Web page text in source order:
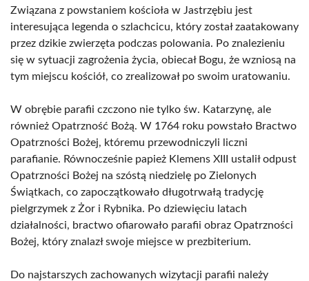
Związana z powstaniem kościoła w Jastrzębiu jest
interesująca legenda o szlachcicu, który został zaatakowany
przez dzikie zwierzęta podczas polowania. Po znalezieniu
się w sytuacji zagrożenia życia, obiecał Bogu, że wzniosą na
tym miejscu kościół, co zrealizował po swoim uratowaniu.
W obrębie parafii czczono nie tylko św. Katarzynę, ale
również Opatrzność Bożą. W 1764 roku powstało Bractwo
Opatrzności Bożej, któremu przewodniczyli liczni
parafianie. Równocześnie papież Klemens XIII ustalił odpust
Opatrzności Bożej na szóstą niedzielę po Zielonych
Świątkach, co zapoczątkowało długotrwałą tradycję
pielgrzymek z Żor i Rybnika. Po dziewięciu latach
działalności, bractwo ofiarowało parafii obraz Opatrzności
Bożej, który znalazł swoje miejsce w prezbiterium.
Do najstarszych zachowanych wizytacji parafii należy